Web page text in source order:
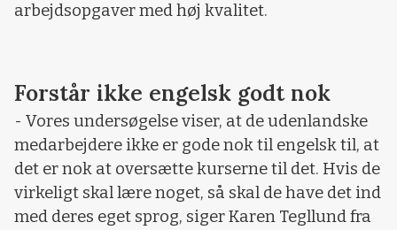
arbejdsopgaver med høj kvalitet.
Forstår ikke engelsk godt nok
- Vores undersøgelse viser, at de udenlandske
medarbejdere ikke er gode nok til engelsk til, at
det er nok at oversætte kurserne til det. Hvis de
virkeligt skal lære noget, så skal de have det ind
med deres eget sprog, siger Karen Tegllund fra